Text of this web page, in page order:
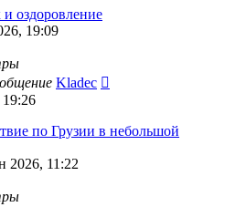
оздоровление
19:09
Kladec
по Грузии в небольшой
2026, 11:22